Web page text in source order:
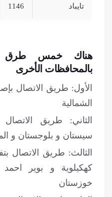
تايباد 1146
هناك خمس طرق
بالمحافظات الأخری
الأول: طريق الاتصال
الشمالية
الثاني: طريق
سيستان و بلوجستان و
الثالث: طريق الاتصال
كهكيلوية و بوير
خوزستان